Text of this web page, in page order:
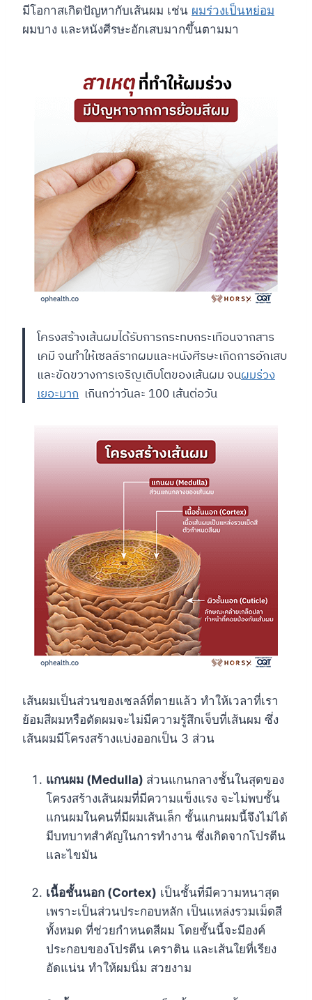
มีโอกาสเกิดปัญหากับเส้นผม เช่น ผมร่วงเป็นหย่อม
ผมบาง และหนังศีรษะอักเสบมากขึ้นตามมา
โครงสร้างเส้นผมได้รับการกระทบกระเทือนจากสาร
เคมี จนทำให้เซลล์รากผมและหนังศีรษะเกิดการอักเสบ
และขัดขวางการเจริญเติบโตของเส้นผม จนผมร่วง
เยอะมาก เกินกว่าวันละ 100 เส้นต่อวัน
เส้นผมเป็นส่วนของเซลล์ที่ตายแล้ว ทำให้เวลาที่เรา
ย้อมสีผมหรือตัดผมจะไม่มีความรู้สึกเจ็บที่เส้นผม ซึ่ง
เส้นผมมีโครงสร้างแบ่งออกเป็น 3 ส่วน
แกนผม (Medulla) ส่วนแกนกลางชั้นในสุดของ
โครงสร้างเส้นผมที่มีความแข็งแรง จะไม่พบชั้น
แกนผมในคนที่มีผมเส้นเล็ก ชั้นแกนผมนี้จึงไม่ได้
มีบทบาทสำคัญในการทำงาน ซึ่งเกิดจากโปรตีน
และไขมัน
เนื้อชั้นนอก (Cortex) เป็นชั้นที่มีความหนาสุด
เพราะเป็นส่วนประกอบหลัก เป็นแหล่งรวมเม็ดสี
ทั้งหมด ที่ช่วยกำหนดสีผม โดยชั้นนี้จะมีองค์
ประกอบของโปรตีน เคราติน และเส้นใยที่เรียง
อัดแน่น ทำให้ผมนิ่ม สวยงาม